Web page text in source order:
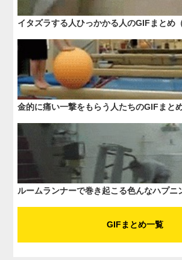
イタズラする人ひっかかる人のGIFまとめ
金的に痛い一撃をもらう人たちのGIFまと
ルームランナーで巻き起こる色んなハプニ
GIFまとめ一覧